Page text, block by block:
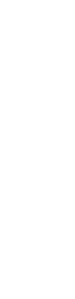
Partner